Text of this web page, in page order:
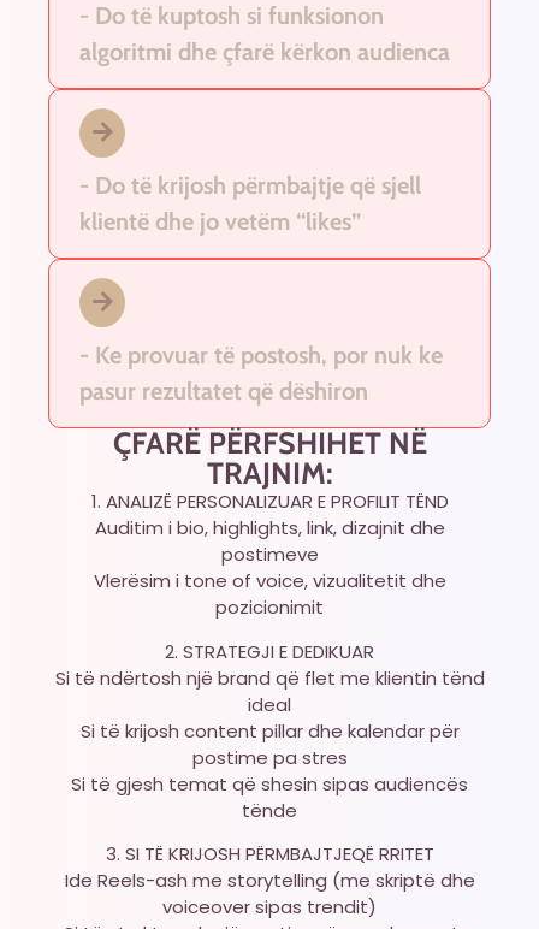
- Do të kuptosh si funksionon
algoritmi dhe çfarë kërkon audienca
- Do të krijosh përmbajtje që sjell
klientë dhe jo vetëm “likes”
- Ke provuar të postosh, por nuk ke
pasur rezultatet që dëshiron
ÇFARË PËRFSHIHET NË
TRAJNIM:
1. ANALIZË PERSONALIZUAR E PROFILIT TËND
Auditim i bio, highlights, link, dizajnit dhe
postimeve
Vlerësim i tone of voice, vizualitetit dhe
pozicionimit
2. STRATEGJI E DEDIKUAR
Si të ndërtosh një brand që flet me klientin tënd
ideal
Si të krijosh content pillar dhe kalendar për
postime pa stres
Si të gjesh temat që shesin sipas audiencës
tënde
3. SI TË KRIJOSH PËRMBAJTJEQË RRITET
Ide Reels-ash me storytelling (me skriptë dhe
voiceover sipas trendit)